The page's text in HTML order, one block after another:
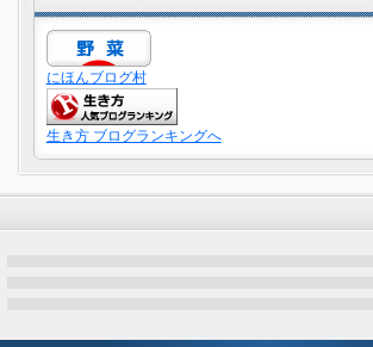
にほんブログ村
生き方 ブログランキングへ